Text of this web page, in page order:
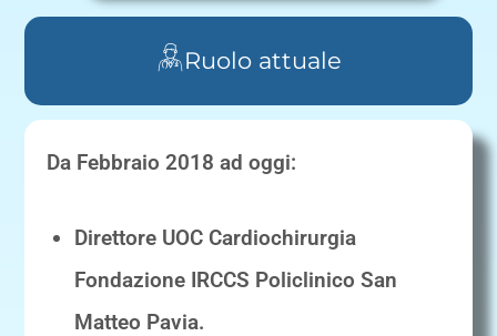
Ruolo attuale
Da Febbraio 2018 ad oggi:
Direttore UOC Cardiochirurgia
Fondazione IRCCS Policlinico San
Matteo Pavia.